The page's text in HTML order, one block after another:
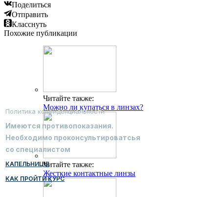
Поделиться
Отправить
Класснуть
Похожие публикации
Читайте также:
Можно ли купаться в линзах?
Читайте также:
Жесткие контактные линзы
Политика конфиденциальности
Имеются противопоказания.
Необходимо проконсультироватсья
со специалистом
КАПЕЛЬНИЦЫ
КАК ПРОЙТИ КУРС